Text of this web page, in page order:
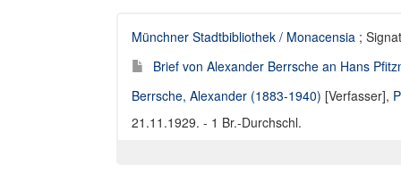
Münchner Stadtbibliothek / Monacensia ;
Brief von Alexander Berrsche an Hans
Berrsche, Alexander (1883-1940) [Verfasser],
21.11.1929. - 1 Br.-Durchschl.